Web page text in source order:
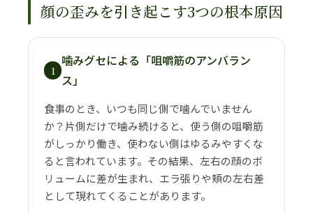
顔の歪みを引き起こす3つの根本原因
1
噛みグセによる「咀嚼筋のアンバラン
ス」
食事のとき、いつも同じ側で噛んでいません
か？片側だけで噛み続けると、使う側の咀嚼筋
がしっかり働き、使わない側はゆるみやすくな
ると言われています。その結果、左右の顔のボ
リュームに差が生まれ、エラ張りや頬の左右差
として現れてくることがあります。